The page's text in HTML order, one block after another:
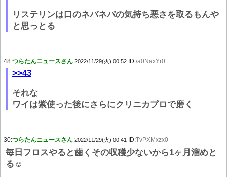
リステリンは口のネバネバの気持ち悪さを取るもんや
と思っとる
48:つらたんニュースさん 2022/11/29(火) 00:52 ID:/a0NaxYr0
>>43
それな
ワイは紫使った後にさらにクリニカプロで磨く
30:つらたんニュースさん 2022/11/29(火) 00:41 ID:TvPXMxzx0
毎日フロスやると歯くその収穫少ないから1ヶ月溜めと
る☺